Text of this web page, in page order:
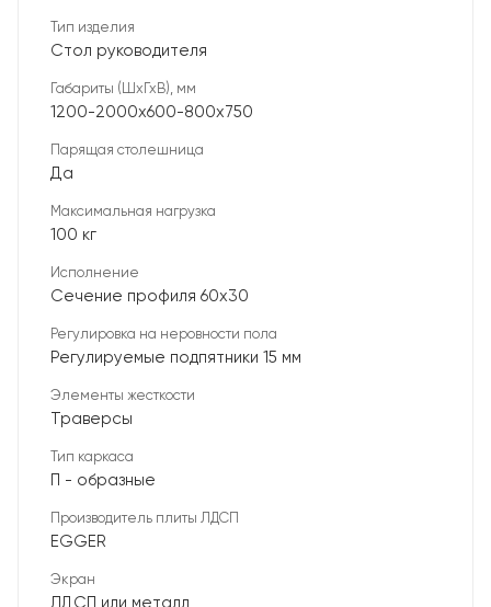
Тип изделия
Стол руководителя
Габариты (ШхГхВ), мм
1200-2000х600-800х750
Парящая столешница
Да
Максимальная нагрузка
100 кг
Исполнение
Сечение профиля 60х30
Регулировка на неровности пола
Регулируемые подпятники 15 мм
Элементы жесткости
Траверсы
Тип каркаса
П - образные
Производитель плиты ЛДСП
EGGER
Экран
ЛДСП или металл